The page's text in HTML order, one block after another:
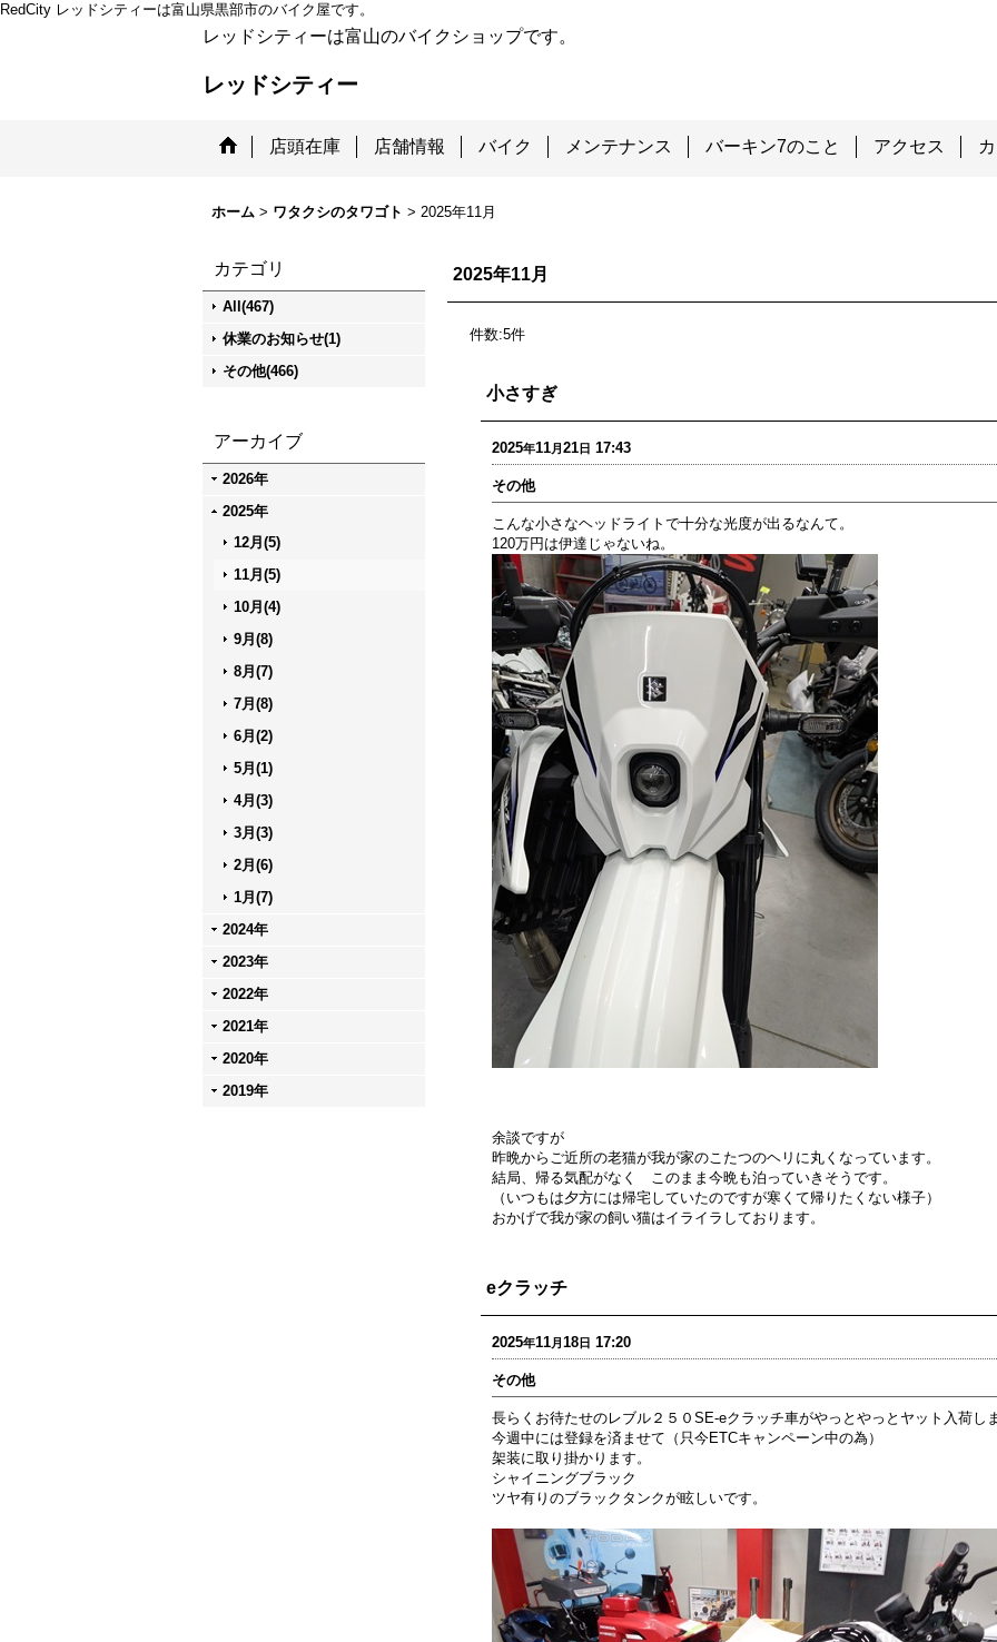
RedCity レッドシティーは富山県黒部市のバイク屋です。
レッドシティーは富山のバイクショップです。
レッドシティー
店頭在庫 店舗情報 バイク メンテナンス バーキン7のこと アクセス
ホーム > ワタクシのタワゴト > 2025年11月
カテゴリ
All(467)
休業のお知らせ(1)
その他(466)
アーカイブ
2026年
2025年
12月(5)
11月(5)
10月(4)
9月(8)
8月(7)
7月(8)
6月(2)
5月(1)
4月(3)
3月(3)
2月(6)
1月(7)
2024年
2023年
2022年
2021年
2020年
2019年
2025年11月
件数:5件
小さすぎ
2025年11月21日 17:43
その他
こんな小さなヘッドライトで十分な光度が出るなんて。
120万円は伊達じゃないね。
余談ですが
昨晩からご近所の老猫が我が家のこたつのヘリに丸くなっています。
結局、帰る気配がなく このまま今晩も泊っていきそうです。
（いつもは夕方には帰宅していたのですが寒くて帰りたくない様子）
おかげで我が家の飼い猫はイライラしております。
eクラッチ
2025年11月18日 17:20
その他
長らくお待たせのレブル２５０SE-eクラッチ車がやっとやっとヤット入荷し
今週中には登録を済ませて（只今ETCキャンペーン中の為）
架装に取り掛かります。
シャイニングブラック
ツヤ有りのブラックタンクが眩しいです。